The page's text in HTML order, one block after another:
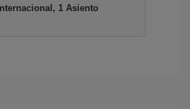
1 Asiento